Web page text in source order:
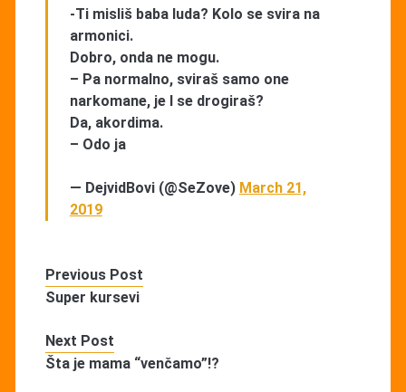
-Ti misliš baba luda? Kolo se svira na
armonici.
Dobro, onda ne mogu.
– Pa normalno, sviraš samo one
narkomane, je l se drogiraš?
Da, akordima.
– Odo ja
— DejvidBovi (@SeZove) March 21,
2019
Previous Post
Super kursevi
Next Post
Šta je mama “venčamo”!?